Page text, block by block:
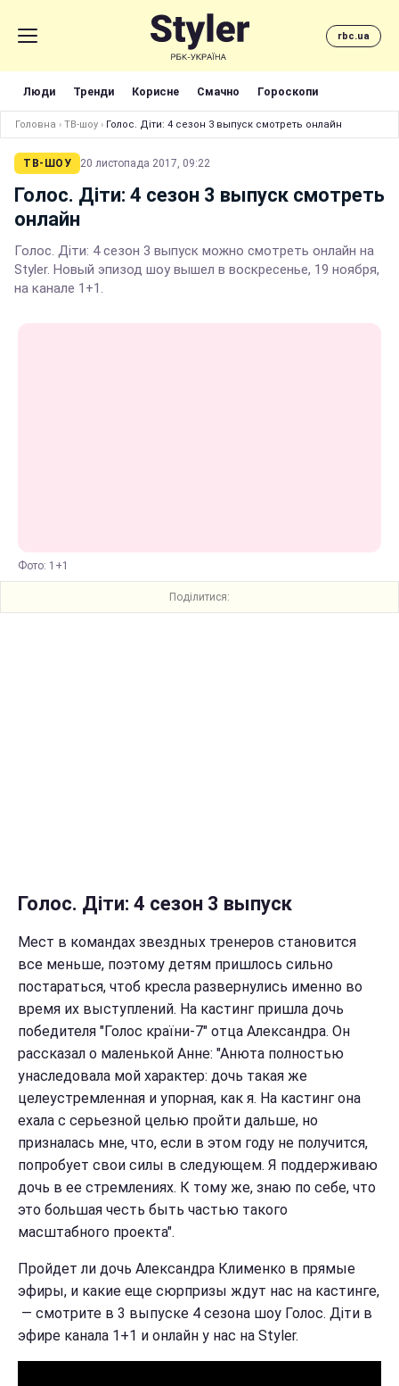
rbc.ua
Люди Тренди Корисне Смачно Гороскопи
Головна › ТВ-шоу › Голос. Діти: 4 сезон 3 выпуск смотреть онлайн
ТВ-ШОУ 20 листопада 2017, 09:22
Голос. Діти: 4 сезон 3 выпуск смотреть
онлайн
Голос. Діти: 4 сезон 3 выпуск можно смотреть онлайн на
Styler. Новый эпизод шоу вышел в воскресенье, 19 ноября,
на канале 1+1.
Фото: 1+1
Поділитися:
Голос. Діти: 4 сезон 3 выпуск
Мест в командах звездных тренеров становится
все меньше, поэтому детям пришлось сильно
постараться, чтоб кресла развернулись именно во
время их выступлений. На кастинг пришла дочь
победителя "Голос країни-7" отца Александра. Он
рассказал о маленькой Анне: "Анюта полностью
унаследовала мой характер: дочь такая же
целеустремленная и упорная, как я. На кастинг она
ехала с серьезной целью пройти дальше, но
призналась мне, что, если в этом году не получится,
попробует свои силы в следующем. Я поддерживаю
дочь в ее стремлениях. К тому же, знаю по себе, что
это большая честь быть частью такого
масштабного проекта".
Пройдет ли дочь Александра Клименко в прямые
эфиры, и какие еще сюрпризы ждут нас на кастинге,
— смотрите в 3 выпуске 4 сезона шоу Голос. Діти в
эфире канала 1+1 и онлайн у нас на Styler.